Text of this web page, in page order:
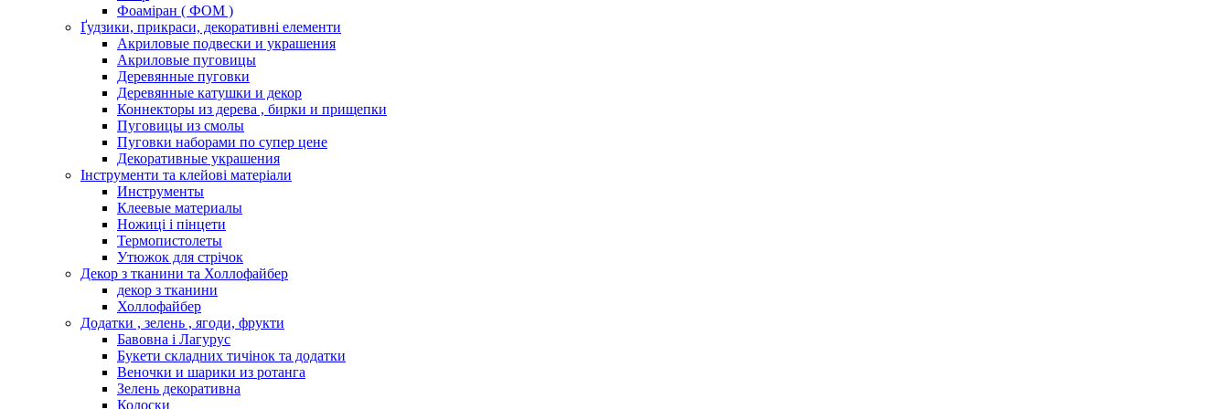
Фоаміран ( ФОМ )
Ґудзики, прикраси, декоративні елементи
Акриловые подвески и украшения
Акриловые пуговицы
Деревянные пуговки
Деревянные катушки и декор
Коннекторы из дерева , бирки и прищепки
Пуговицы из смолы
Пуговки наборами по супер цене
Декоративные украшения
Інструменти та клейові матеріали
Инструменты
Клеевые материалы
Ножиці і пінцети
Термопистолеты
Утюжок для стрічок
Декор з тканини та Холлофайбер
декор з тканини
Холлофайбер
Додатки , зелень , ягоди, фрукти
Бавовна і Лагурус
Букети складних тичінок та додатки
Веночки и шарики из ротанга
Зелень декоративна
Колоски